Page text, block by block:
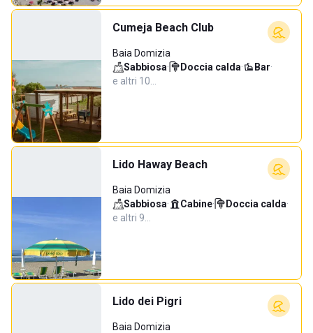
Cumeja Beach Club
Baia Domizia
Sabbiosa· Doccia calda· Bar·
e altri 10…
Lido Haway Beach
Baia Domizia
Sabbiosa· Cabine· Doccia calda·
e altri 9…
Lido dei Pigri
Baia Domizia